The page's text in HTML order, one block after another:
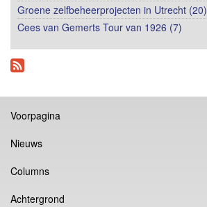
Groene zelfbeheerprojecten in Utrecht (20)
Cees van Gemerts Tour van 1926 (7)
Voorpagina
Nieuws
Columns
Achtergrond